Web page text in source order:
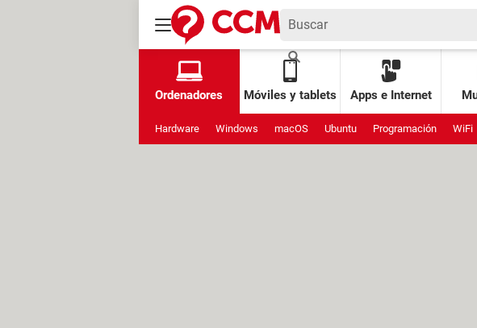
Ordenadores Móviles y tablets Apps e Internet
Hardware Windows macOS Ubuntu Programación WiFi